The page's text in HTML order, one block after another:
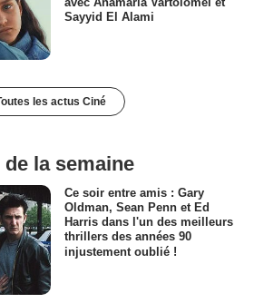
Sayyid El Alami
les actus Ciné
la semaine
Ce soir entre amis : Gary
Oldman, Sean Penn et Ed
Harris dans l'un des meilleurs
thrillers des années 90
injustement oublié !